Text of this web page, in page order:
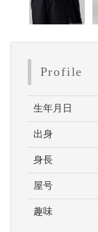
Profile
生年月日
出身
身長
屋号
趣味